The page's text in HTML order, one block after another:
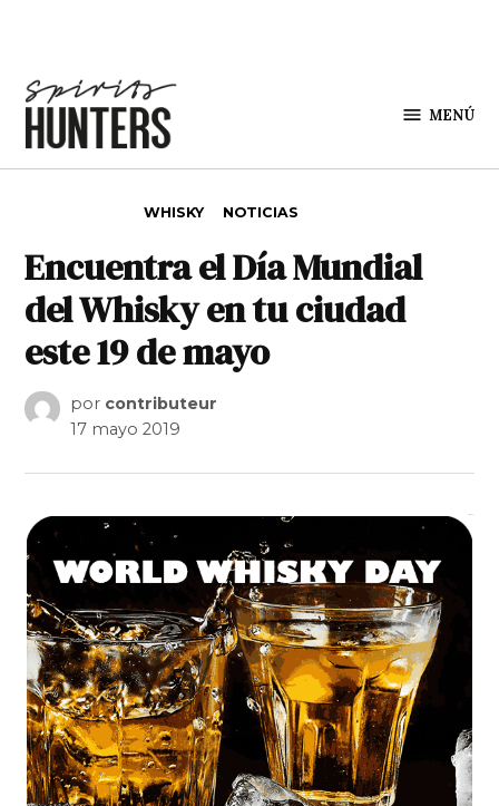
MENÚ
WHISKY NOTICIAS
Encuentra el Día Mundial
del Whisky en tu ciudad
este 19 de mayo
por contributeur
17 mayo 2019